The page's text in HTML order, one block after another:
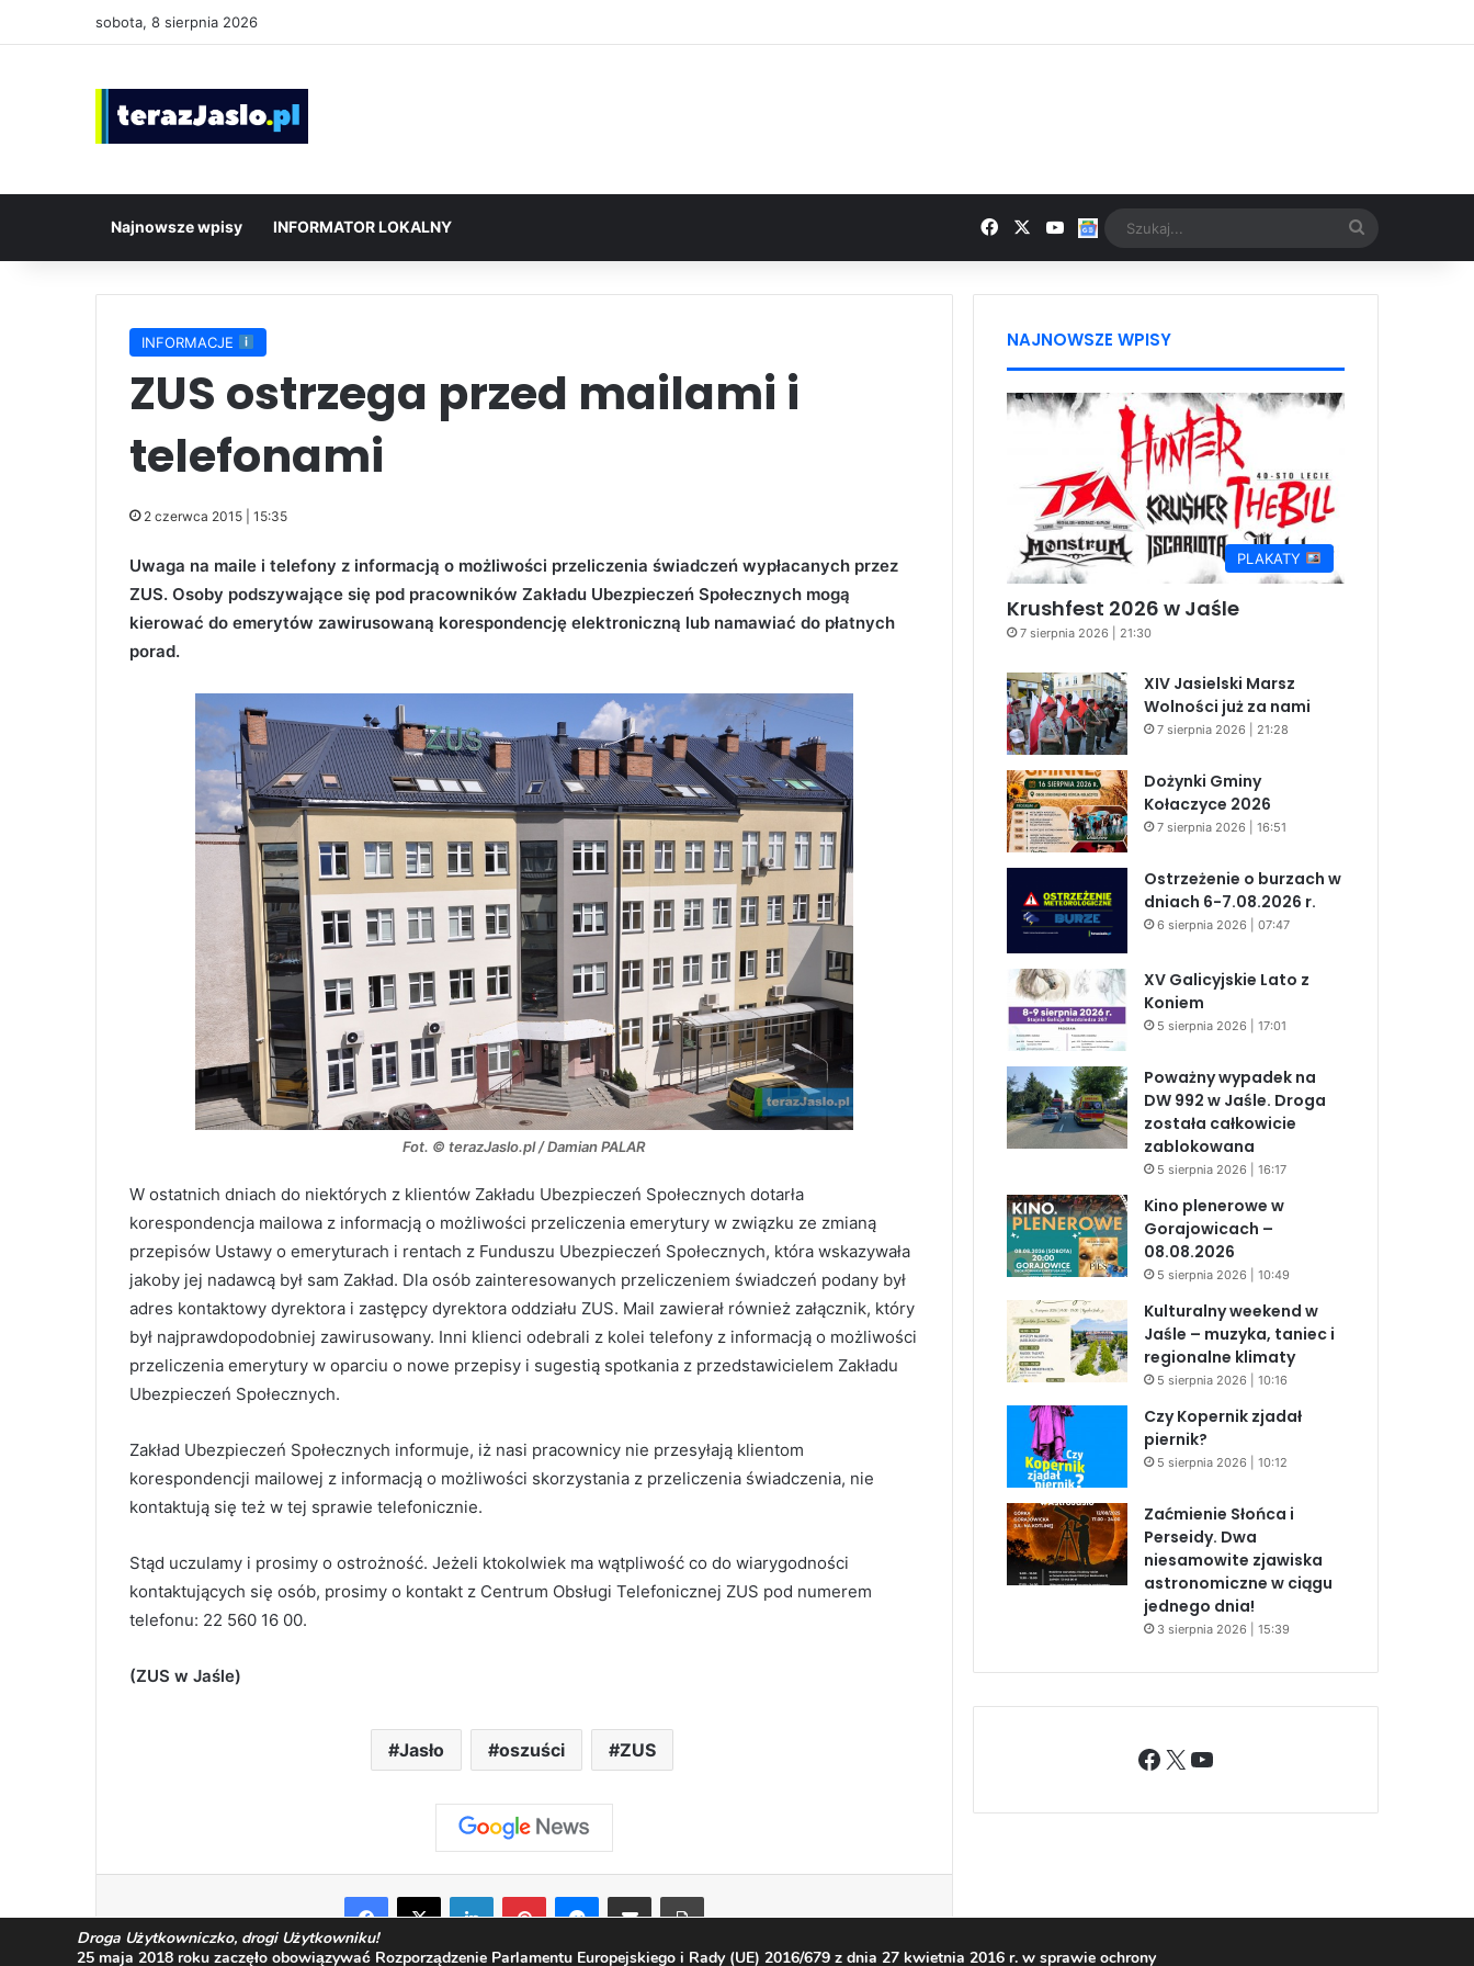
sobota, 8 sierpnia 2026
Najnowsze wpisy INFORMATOR LOKALNY FacebookYouTubeGoogle News
INFORMACJE
ZUS ostrzega przed mailami i
telefonami
2 czerwca 2015 | 15:35
Uwaga na maile i telefony z informacją o możliwości przeliczenia świadczeń wypłacanych przez
ZUS. Osoby podszywające się pod pracowników Zakładu Ubezpieczeń Społecznych mogą
kierować do emerytów zawirusowaną korespondencję elektroniczną lub namawiać do płatnych
porad.
Fot. © terazJaslo.pl / Damian PALAR
W ostatnich dniach do niektórych z klientów Zakładu Ubezpieczeń Społecznych dotarła
korespondencja mailowa z informacją o możliwości przeliczenia emerytury w związku ze zmianą
przepisów Ustawy o emeryturach i rentach z Funduszu Ubezpieczeń Społecznych, która wskazywała
jakoby jej nadawcą był sam Zakład. Dla osób zainteresowanych przeliczeniem świadczeń podany był
adres kontaktowy dyrektora i zastępcy dyrektora oddziału ZUS. Mail zawierał również załącznik, który
był najprawdopodobniej zawirusowany. Inni klienci odebrali z kolei telefony z informacją o możliwości
przeliczenia emerytury w oparciu o nowe przepisy i sugestią spotkania z przedstawicielem Zakładu
Ubezpieczeń Społecznych.
Zakład Ubezpieczeń Społecznych informuje, iż nasi pracownicy nie przesyłają klientom
korespondencji mailowej z informacją o możliwości skorzystania z przeliczenia świadczenia, nie
kontaktują się też w tej sprawie telefonicznie.
Stąd uczulamy i prosimy o ostrożność. Jeżeli ktokolwiek ma wątpliwość co do wiarygodności
kontaktujących się osób, prosimy o kontakt z Centrum Obsługi Telefonicznej ZUS pod numerem
telefonu: 22 560 16 00.
(ZUS w Jaśle)
Jasło oszuści ZUS
Facebook
X LinkedInPinterestMessenger
Share via Email Print
NAJNOWSZE WPISY
PLAKATY
Krushfest 2026 w Jaśle
7 sierpnia 2026 | 21:30
XIV Jasielski Marsz
Wolności już za nami
7 sierpnia 2026 | 21:28
Dożynki Gminy
Kołaczyce 2026
7 sierpnia 2026 | 16:51
Ostrzeżenie o burzach w
dniach 6-7.08.2026 r.
6 sierpnia 2026 | 07:47
XV Galicyjskie Lato z
Koniem
5 sierpnia 2026 | 17:01
Poważny wypadek na
DW 992 w Jaśle. Droga
została całkowicie
zablokowana
5 sierpnia 2026 | 16:17
Kino plenerowe w
Gorajowicach –
08.08.2026
5 sierpnia 2026 | 10:49
Kulturalny weekend w
Jaśle – muzyka, taniec i
regionalne klimaty
5 sierpnia 2026 | 10:16
Czy Kopernik zjadał
piernik?
5 sierpnia 2026 | 10:12
Zaćmienie Słońca i
Perseidy. Dwa
niesamowite zjawiska
astronomiczne w ciągu
jednego dnia!
3 sierpnia 2026 | 15:39
Facebook
X YouTube
Droga Użytkowniczko, drogi Użytkowniku!
25 maja 2018 roku zaczęło obowiązywać Rozporządzenie Parlamentu Europejskiego i Rady (UE) 2016/679 z dnia 27 kwietnia 2016 r. w sprawie ochrony